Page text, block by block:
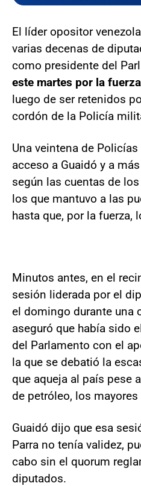
El líder opositor
varias decenas de
como presidente del
este martes por la
luego de ser retenidos
cordón de la Policía
Una veintena de
acceso a Guaidó y a
según las cuentas de
los que mantuvo a las
hasta que, por la fuerza,
Minutos antes, en el
sesión liderada por el
el domingo durante una
aseguró que había sido
del Parlamento con el
la que se debatió la
que aqueja al país pese
de petróleo, los
Guaidó dijo que esa
Parra no tenía validez,
cabo sin el quorum
diputados.